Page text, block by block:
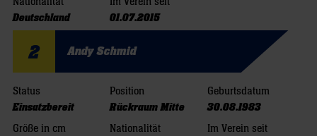
Deutschland
01.07.2015
2 Andy Schmid
Status
Einsatzbereit
Position
Rückraum Mitte
Geburtsdatum
30.08.1983
Größe in cm
Nationalität
Im Verein seit